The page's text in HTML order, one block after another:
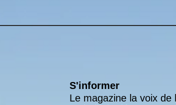
S'informer
Le magazine la voix de